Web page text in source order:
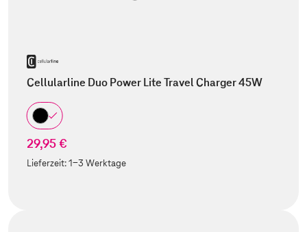
Cellularline Duo Power Lite Travel Charger 45W
29,95 €
Lieferzeit:1-3 Werktage